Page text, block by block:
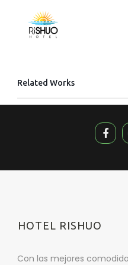
Related Works
HOTEL RISHUO
Con las mejores